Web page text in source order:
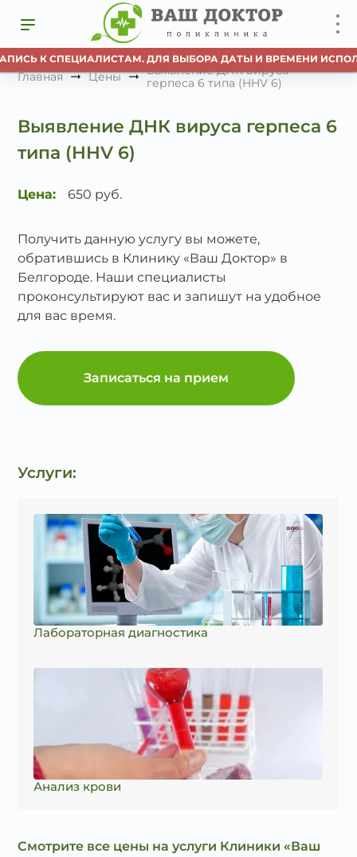
К СПЕЦИАЛИСТАМ. ДЛЯ ВЫБОРА ДАТЫ И ВРЕМЕНИ
Главная Цены
Выявление ДНК вируса
герпеса 6 типа (HHV 6)
Выявление ДНК вируса герпеса 6
типа (HHV 6)
Цена: 650 руб.
Получить данную услугу вы можете,
обратившись в Клинику «Ваш Доктор» в
Белгороде. Наши специалисты
проконсультируют вас и запишут на удобное
для вас время.
Записаться на прием
Услуги:
Лабораторная диагностика
Анализ крови
Смотрите все цены на услуги Клиники «Ваш